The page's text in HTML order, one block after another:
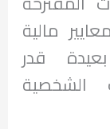
مالية
قدر
الشخصية